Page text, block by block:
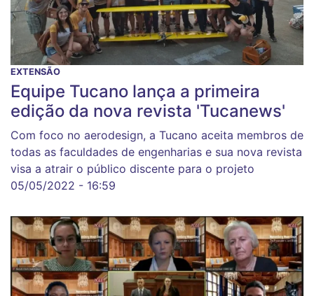
EXTENSÃO
Equipe Tucano lança a primeira
edição da nova revista 'Tucanews'
Com foco no aerodesign, a Tucano aceita membros de
todas as faculdades de engenharias e sua nova revista
visa a atrair o público discente para o projeto
05/05/2022 - 16:59